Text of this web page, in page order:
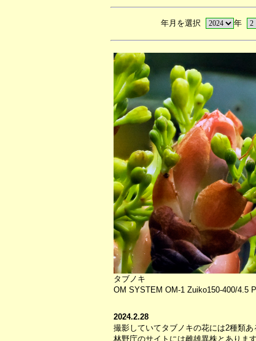
年月を選択 年
タブノキ
OM SYSTEM OM-1 Zuiko150-400/4.5
2024.2.28
撮影していてタブノキの花には2種類あ
林野庁のサイトには雌雄異株とありま